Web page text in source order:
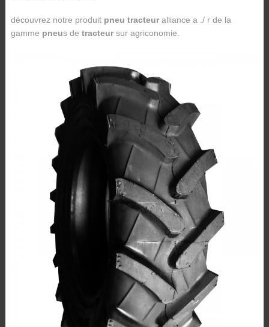
découvrez notre produit pneu tracteuralliance a ./ r de la
gamme pneus de tracteursur agriconomie.